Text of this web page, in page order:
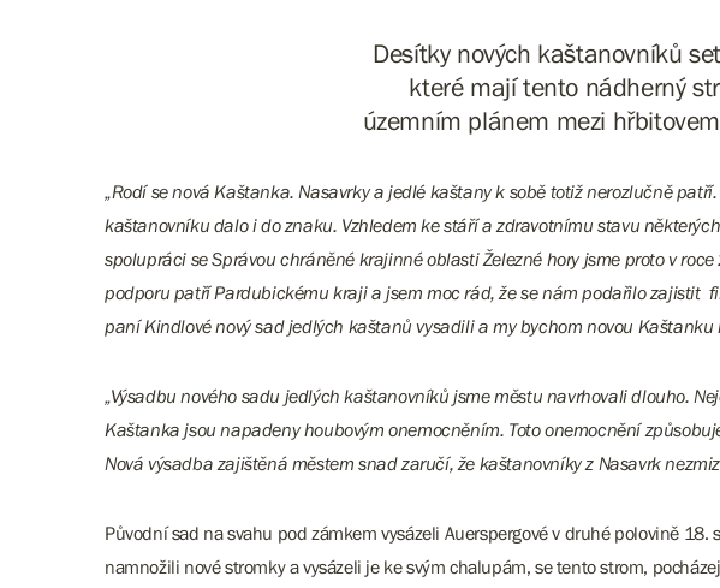
Desítky nových kaštanovníků
které mají tento nádherný
územním plánem mezi
„Rodí se nová Kaštanka. Nasavrky a jedlé kaštany k sobě totiž nerozlučně
kaštanovníku dalo i do znaku. Vzhledem ke stáří a zdravotnímu stavu
spolupráci se Správou chráněné krajinné oblasti Železné hory jsme proto v
podporu patří Pardubickému kraji a jsem moc rád, že se nám podařilo
paní Kindlové nový sad jedlých kaštanů vysadili a my bychom novou
„Výsadbu nového sadu jedlých kaštanovníků jsme městu navrhovali dlouho.
Kaštanka jsou napadeny houbovým onemocněním. Toto onemocnění
Nová výsadba zajištěná městem snad zaručí, že kaštanovníky z Nasavrk
Původní sad na svahu pod zámkem vysázeli Auerspergové v druhé polovině
namnožili nové stromky a vysázeli je ke svým chalupám, se tento strom,